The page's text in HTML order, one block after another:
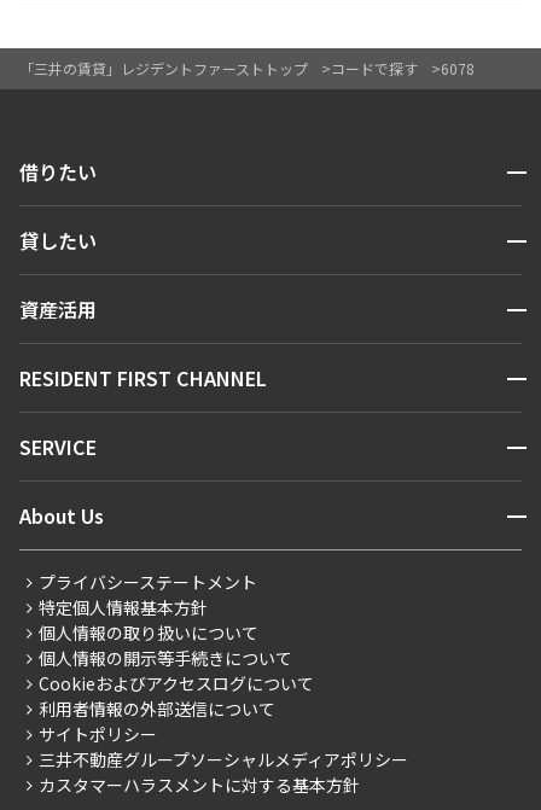
「三井の賃貸」レジデントファーストトップ コードで探す 6078
より詳細な絞り込み
建物施設やお部屋の設備、方位、階数などの絞り込みが
設定する
0件
お部屋を再検索
借りたい 開閉
人気エリアから探す
新着情報から探す
新着募集情報
こだわりから探す
こだわり一覧
プレミアムマンション
新築
当社限定（港区・渋谷区）
当社限定（港区・渋谷区以外）
三井不動産企画
貸したい 開閉
お問い合わせ
資産活用 開閉
お問い合わせ
RESIDENT FIRST CHANNEL 開閉
マンションレポート
住まいのコラム
SERVICE 開閉
会員ページ
ご入居・提携サービス
お部屋探しからご契約まで
よくあるご質問
社宅紹介
【仲介会社様向け】当社仲介事業部取り扱い物件入居申込
About Us 開閉
会社情報
事業案内
採用情報
ニュースリリース
お問い合わせ
プライバシーステートメント
特定個人情報基本方針
個人情報の取り扱いについて
個人情報の開示等手続きについて
Cookieおよびアクセスログについて
利用者情報の外部送信について
サイトポリシー
三井不動産グループソーシャルメディアポリシー
カスタマーハラスメントに対する基本方針